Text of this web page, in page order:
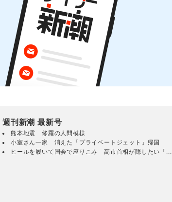
週刊新潮 最新号
熊本地震 修羅の人間模様
小室さん一家 消えた「プライベートジェット」帰国
ヒールを履いて国会で座りこみ 高市首相が隠したい「...